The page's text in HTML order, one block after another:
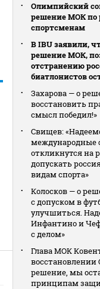
Олимпийский
решение МОК по
спортсменам
В IBU заявили,
решение МОК,
отстранению
биатлонистов
Захарова — о
восстановить
смысл победил!»
Свищев:
международные
откликнутся на
допускать
видам спорта»
Колосков — о
с допуском в
улучшиться.
Инфантино и
с делом»
Глава МОК
решение, мы
принципам